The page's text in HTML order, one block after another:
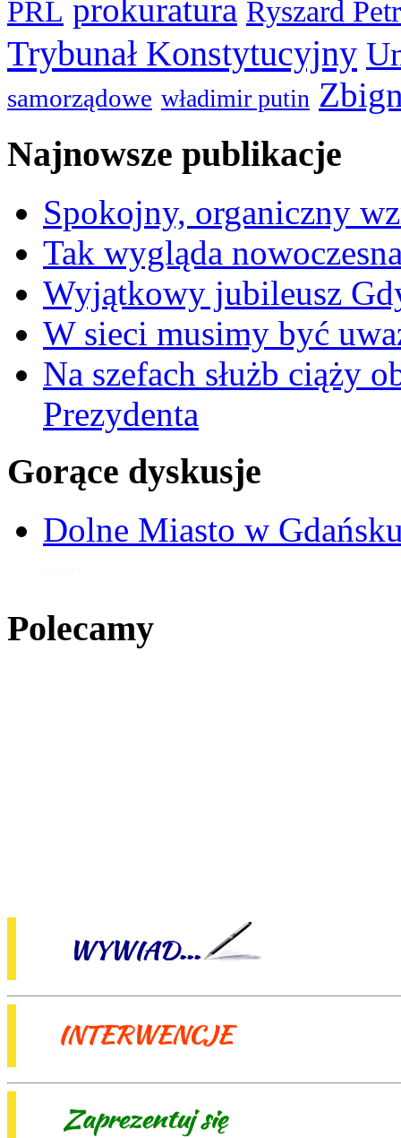
PRL prokuratura Ryszard
Trybunał Konstytucyjny
samorządowe władimir putin
Najnowsze publikacje
Spokojny, organiczny
Tak wygląda
Wyjątkowy jubileusz
W sieci musimy być
Na szefach służb ciąży
Prezydenta
Gorące dyskusje
Dolne Miasto w
Polecamy